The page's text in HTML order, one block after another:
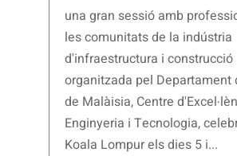
una gran sessió amb
les comunitats de la indústria
d'infraestructura i construcció
organitzada pel Departament
de Malàisia, Centre
Enginyeria i Tecnologia,
Koala Lompur els dies 5 i...